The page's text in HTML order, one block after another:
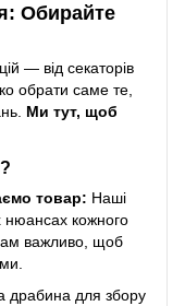
Обирайте
— від секаторів
обрати саме те,
Ми тут, щоб
товар: Наші
нюансах кожного
важливо, щоб
драбина для збору